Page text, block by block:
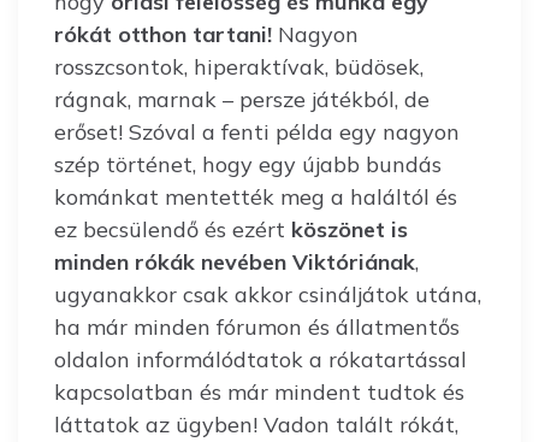
rókát otthon tartani! Nagyon
rosszcsontok, hiperaktívak, büdösek,
rágnak, marnak – persze játékból, de
erőset! Szóval a fenti példa egy nagyon
szép történet, hogy egy újabb bundás
kománkat mentették meg a haláltól és
ez becsülendő és ezért köszönet is
minden rókák nevében Viktóriának,
ugyanakkor csak akkor csináljátok utána,
ha már minden fórumon és állatmentős
oldalon informálódtatok a rókatartással
kapcsolatban és már mindent tudtok és
láttatok az ügyben! Vadon talált rókát,